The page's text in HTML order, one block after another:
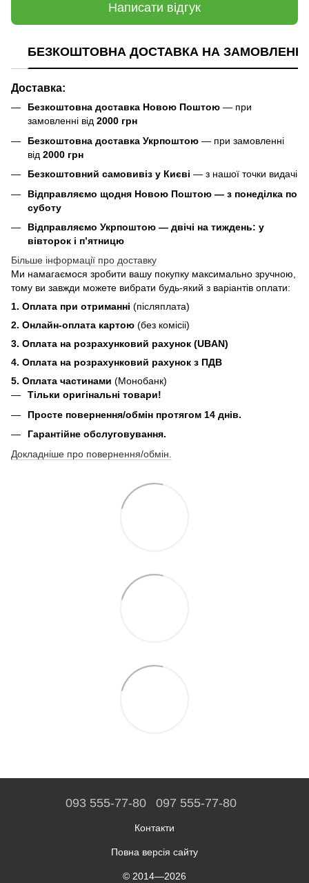
Написати відгук
БЕЗКОШТОВНА ДОСТАВКА НА ЗАМОВЛЕННЯ
Доставка:
Безкоштовна доставка Новою Поштою — при
замовленні від 2000 грн
Безкоштовна доставка Укрпоштою — при замовленні
від 2000 грн
Безкоштовний самовивіз у Києві — з нашої точки видачі
Відправляємо щодня Новою Поштою — з понеділка по
суботу
Відправляємо Укрпоштою — двічі на тиждень: у
вівторок і п’ятницю
Більше інформації про доставку
Ми намагаємося зробити вашу покупку максимально зручною,
тому ви завжди можете вибрати будь-який з варіантів оплати:
1. Оплата при отриманні (післяплата)
2. Онлайн-оплата картою (без комісіі)
3. Оплата на розрахунковий рахунок (UBAN)
4. Оплата на розрахунковий рахунок з ПДВ
5. Оплата частинами (Монобанк)
Тільки оригінальні товари!
Просте повернення/обмін протягом 14 днів.
Гарантійне обслуговування.
Докладніше про повернення/обмін.
093 555-77-80 097 555-77-80
Контакти
Повна версія сайту
© 2014—2026